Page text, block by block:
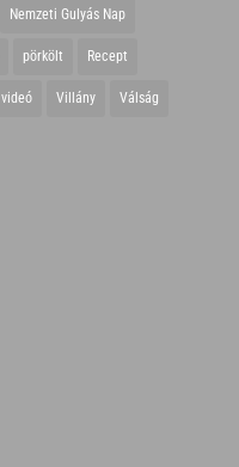
Nemzeti Gulyás Nap
pörkölt Recept
videó Villány Válság